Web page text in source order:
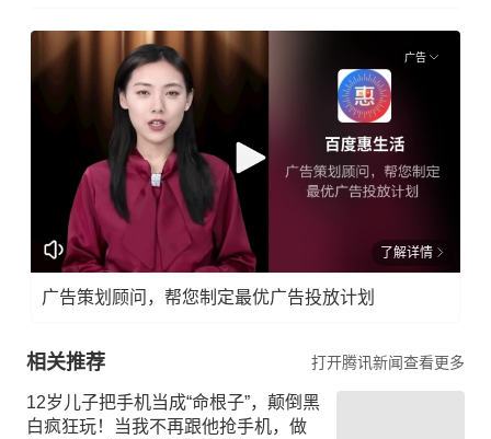
广告
了解详情
广告策划顾问，帮您制定最优广告投放计划
相关推荐 打开腾讯新闻查看更多
12岁儿子把手机当成“命根子”，颠倒黑
白疯狂玩！当我不再跟他抢手机，做